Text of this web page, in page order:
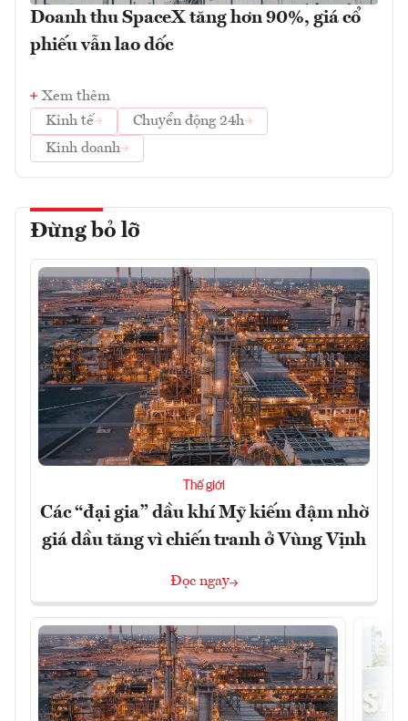
Doanh thu SpaceX tăng hơn 90%, giá cổ
phiếu vẫn lao dốc
Xem thêm
Kinh tế
Chuyển động 24h
Kinh doanh
Đừng bỏ lỡ
Thế giới
Các “đại gia” dầu khí Mỹ kiếm đậm nhờ
giá dầu tăng vì chiến tranh ở Vùng Vịnh
Đọc ngay